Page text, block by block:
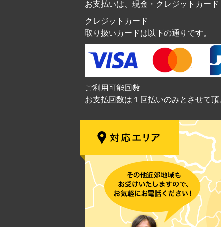
お支払いは、現金・クレジットカー
クレジットカード
取り扱いカードは以下の通りです。
ご利用可能回数
お支払回数は１回払いのみとさせて